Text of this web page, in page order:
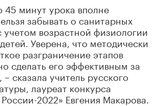
45 минут урока вполне
забывать о санитарных
учетом возрастной физиологии
Уверена, что методически
разграничение этапов
сделать его эффективным за
сказала учитель русского
лауреат конкурса
2022» Евгения Макарова.